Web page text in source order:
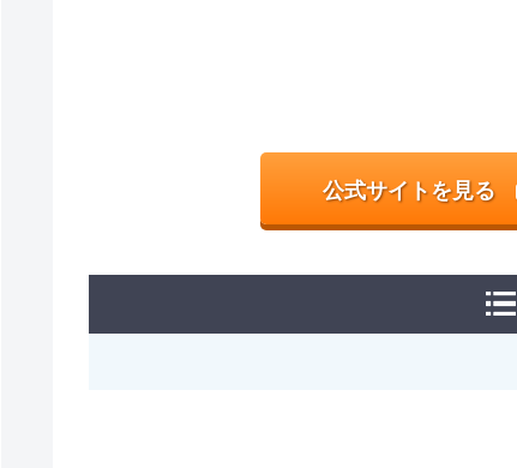
公式サイトを見る